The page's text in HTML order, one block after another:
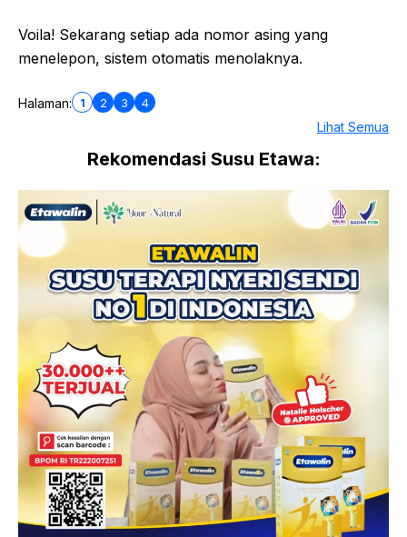
Voila! Sekarang setiap ada nomor asing yang
menelepon, sistem otomatis menolaknya.
Halaman: 1 2 3 4
Lihat Semua
Rekomendasi Susu Etawa: